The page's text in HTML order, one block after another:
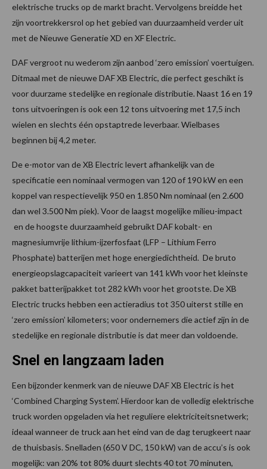
elektrische trucks op de markt bracht. Vervolgens breidde het
zijn voortrekkersrol op het gebied van duurzaamheid verder uit
met de Nieuwe Generatie XD en XF Electric.
DAF vergroot nu wederom zijn aanbod ‘zero emission’ voertuigen.
Ditmaal met de nieuwe DAF XB Electric, die perfect geschikt is
voor duurzame stedelijke en regionale distributie. Naast 16 en 19
tons uitvoeringen is ook een 12 tons uitvoering met 17,5 inch
wielen en slechts één opstaptrede leverbaar. Wielbases
beginnen bij 4,2 meter.
De e-motor van de XB Electric levert afhankelijk van de
specificatie een nominaal vermogen van 120 of 190 kW en een
koppel van respectievelijk 950 en 1.850 Nm nominaal (en 2.600
dan wel 3.500 Nm piek). Voor de laagst mogelijke milieu-impact
en de hoogste duurzaamheid gebruikt DAF kobalt- en
magnesiumvrije lithium-ijzerfosfaat (LFP – Lithium Ferro
Phosphate) batterijen met hoge energiedichtheid. De bruto
energieopslagcapaciteit varieert van 141 kWh voor het kleinste
pakket batterijpakket tot 282 kWh voor het grootste. De XB
Electric trucks hebben een actieradius tot 350 uiterst stille en
‘zero emission’ kilometers; voor ondernemers die actief zijn in de
stedelijke en regionale distributie is dat meer dan voldoende.
Snel en langzaam laden
Een bijzonder kenmerk van de nieuwe DAF XB Electric is het
‘Combined Charging System’. Hierdoor kan de volledig elektrische
truck worden opgeladen via het reguliere elektriciteitsnetwerk;
ideaal wanneer de truck aan het eind van de dag terugkeert naar
de thuisbasis. Snelladen (650 V DC, 150 kW) van de accu’s is ook
mogelijk: van 20% tot 80% duurt slechts 40 tot 70 minuten,